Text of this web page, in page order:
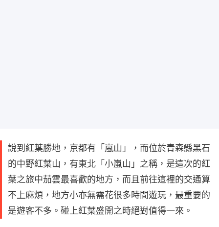
說到紅葉勝地，京都有「嵐山」，而位於青森縣黑石
的中野紅葉山，有東北「小嵐山」之稱，是這次的紅
葉之旅中茄雲最喜歡的地方，而且前往這裡的交通算
不上麻煩，地方小亦無需花很多時間遊玩，最重要的
是遊客不多。碰上紅葉盛開之時絕對值得一來。